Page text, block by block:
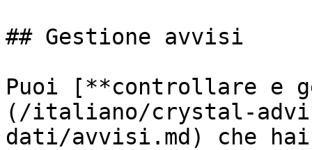
## Gestione avvisi
Puoi [**controllare e
(/italiano/crystal-
dati/avvisi.md) che